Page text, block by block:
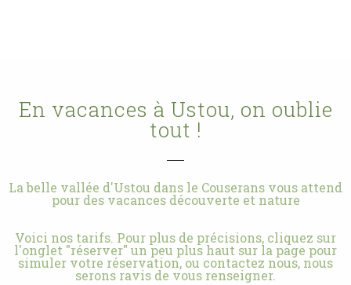
En vacances à Ustou, on oublie
tout !
La belle vallée d'Ustou dans le Couserans vous attend
pour des vacances découverte et nature
Voici nos tarifs. Pour plus de précisions, cliquez sur
l'onglet "réserver" un peu plus haut sur la page pour
simuler votre réservation, ou contactez nous, nous
serons ravis de vous renseigner.